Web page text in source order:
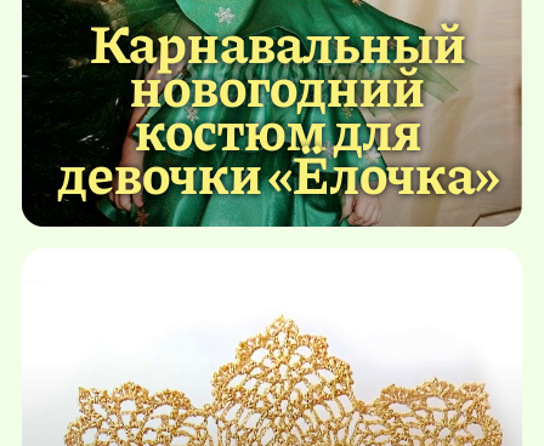
Карнавальный
новогодний
костюм для
девочки «Ёлочка»